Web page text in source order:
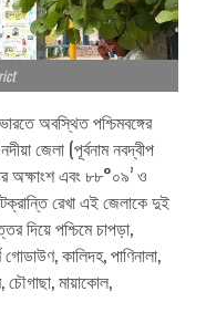
অবস্থিত পশ্চিমবঙ্গের
জেলা (পূর্বনাম নবদ্বীপ
অক্ষাংশ এবং ৮৮°০৯’ ও
রেখা এই জেলাকে দুই
দিয়ে পশ্চিমে চাপড়া,
কালিদহ, পাণিনালা,
চৌগাছা, মায়াকোল,